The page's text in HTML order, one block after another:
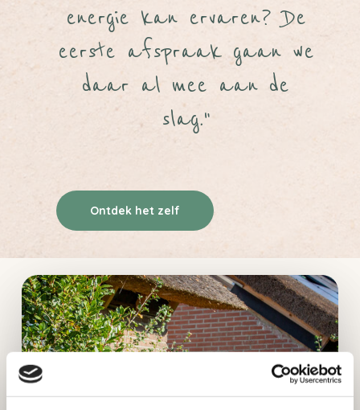
energie kan ervaren? De
eerste afspraak gaan we
daar al mee aan de
slag."
Ontdek het zelf